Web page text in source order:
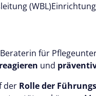
(WBL)
für
und
der Rolle der